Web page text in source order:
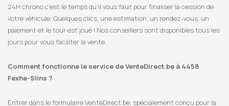
24H chrono c’est le temps qu’il vous faut pour finaliser la cession de
votre véhicule. Quelques clics, une estimation, un rendez-vous, un
paiement et le tour est joué ! Nos conseillers sont disponibles tous les
jours pour vous faciliter la vente.
Comment fonctionne le service de VenteDirect.be à 4458
Fexhe-Slins ?
Entrer dans le formulaire VenteDirect.be, spécialement conçu pour la